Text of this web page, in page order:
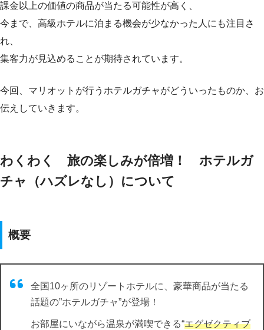
課金以上の価値の商品が当たる可能性が高く、
今まで、高級ホテルに泊まる機会が少なかった人にも注目さ
れ、
集客力が見込めることが期待されています。
今回、マリオットが行うホテルガチャがどういったものか、お
伝えしていきます。
わくわく 旅の楽しみが倍増！ ホテルガ
チャ（ハズレなし）について
概要
全国10ヶ所のリゾートホテルに、豪華商品が当たる
話題の”ホテルガチャ”が登場！
お部屋にいながら温泉が満喫できる“エグゼクティブ